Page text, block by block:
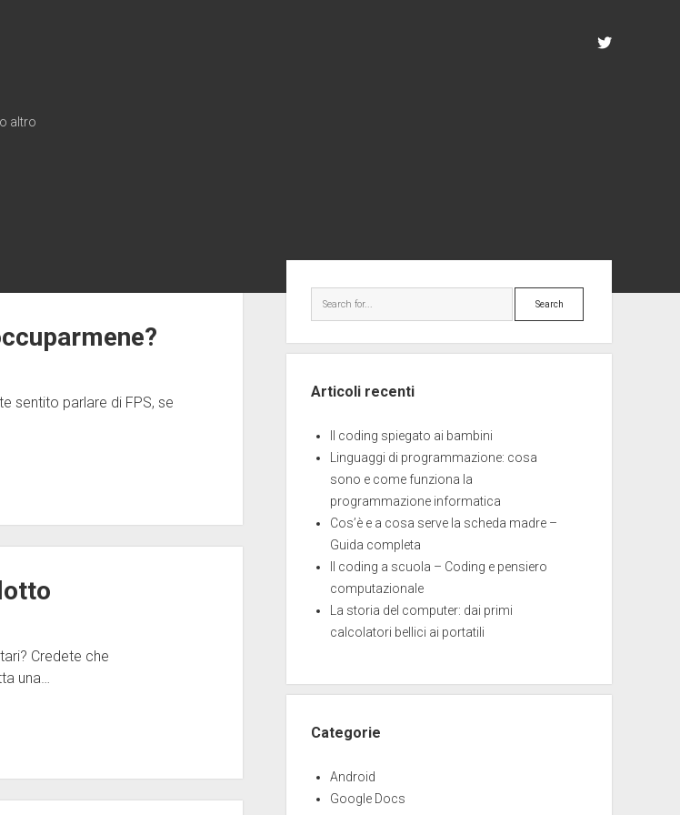
altro
twitter
sentito parlare di FPS, se
Credete che
una…
Search
Articoli recenti
Il coding spiegato ai bambini
Linguaggi di programmazione: cosa
sono e come funziona la
programmazione informatica
Cos’è e a cosa serve la scheda madre –
Guida completa
Il coding a scuola – Coding e pensiero
computazionale
La storia del computer: dai primi
calcolatori bellici ai portatili
Categorie
Android
Google Docs